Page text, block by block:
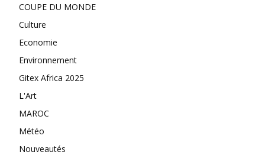
COUPE DU MONDE
Culture
Economie
Environnement
Gitex Africa 2025
L'Art
MAROC
Météo
Nouveautés